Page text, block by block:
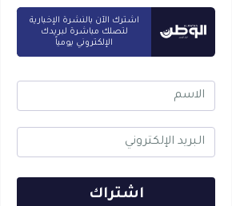
اشترك الآن بالنشرة الإخبارية
لتصلك مباشرة لبريدك
الإلكتروني يومياً
اشتراك